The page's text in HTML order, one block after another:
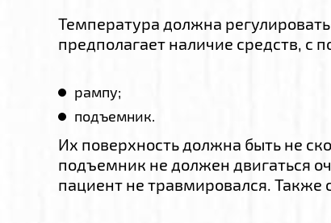
Температура должна
предполагает наличие средств, с
рампу;
подъемник.
Их поверхность должна быть не
подъемник не должен двигаться
пациент не травмировался.